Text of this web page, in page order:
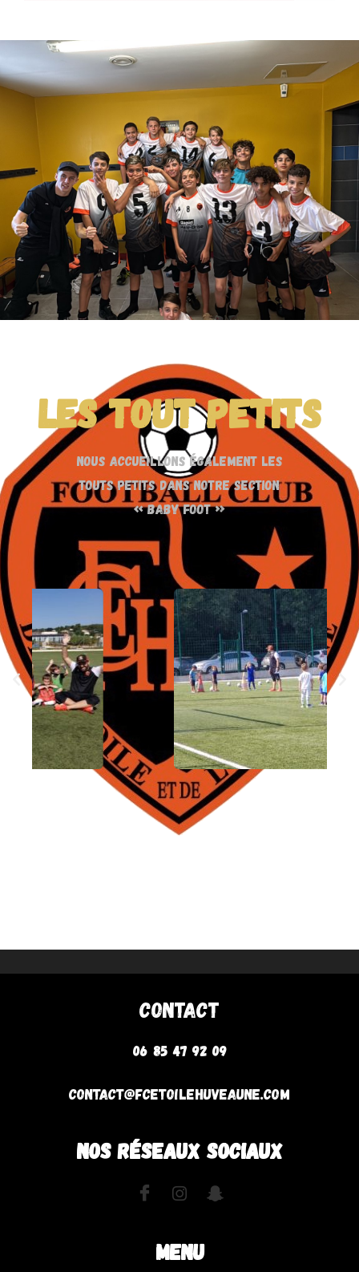
Les tout petits
Nous accueillons également les
touts petits dans notre section
« baby foot »
Contact
06 85 47 92 09
contact@fcetoilehuveaune.com
NOS RÉSEAUX SOCIAUX
MENU